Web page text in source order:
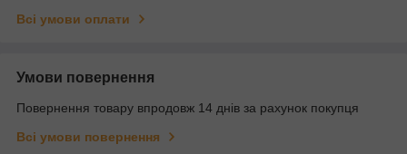
Всі умови оплати
Умови повернення
Повернення товару впродовж 14 днів за рахунок покупця
Всі умови повернення